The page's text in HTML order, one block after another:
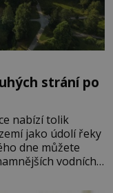
strání po
nabízí tolik
jako údolí řeky
dne můžete
vodních
památek ve